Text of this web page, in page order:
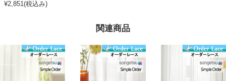
関連商品
¥2,851(税込み)